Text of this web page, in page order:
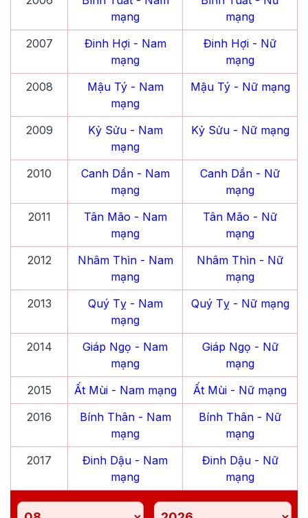
mạng
mạng
2007
Đinh Hợi- Nam
mạng
Đinh Hợi - Nữ
mạng
2008
Mậu Tý- Nam
mạng
Mậu Tý- Nữ mạng
2009 Kỷ Sửu- Nam
mạng
Kỷ Sửu- Nữ mạng
2010 Canh Dần- Nam
mạng
Canh Dần - Nữ
mạng
2011
Tân Mão - Nam
mạng
Tân Mão - Nữ
mạng
2012
Nhâm Thìn- Nam
mạng
Nhâm Thìn - Nữ
mạng
2013
Quý Tỵ- Nam
mạng
Quý Tỵ- Nữ mạng
2014 Giáp Ngọ - Nam
mạng
Giáp Ngọ - Nữ
mạng
2015
Ất Mùi- Nam mạng Ất Mùi - Nữ mạng
2016
Bính Thân- Nam
mạng
Bính Thân - Nữ
mạng
2017
Đinh Dậu - Nam
mạng
Đinh Dậu- Nữ
mạng